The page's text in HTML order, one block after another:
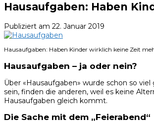
Hausaufgaben: Haben
Publiziert am 22. Januar 2019
Hausaufgaben: Haben Kinder wirklich keine Zeit
Hausaufgaben – ja oder nein?
Über «Hausaufgaben» wurde schon so
sein, finden die anderen, weil es keine
Hausaufgaben gleich kommt.
Die Sache mit dem „Feierabend“